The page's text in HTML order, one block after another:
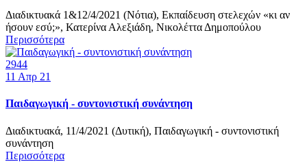
Διαδικτυακά 1&12/4/2021 (Νότια), Εκπαίδευση στελεχών «κι αν
ήσουν εσύ;», Κατερίνα Αλεξιάδη, Νικολέττα Δημοπούλου
Περισσότερα
2944
11 Απρ 21
Παιδαγωγική - συντονιστική συνάντηση
Διαδικτυακά, 11/4/2021 (Δυτική), Παιδαγωγική - συντονιστική
συνάντηση
Περισσότερα